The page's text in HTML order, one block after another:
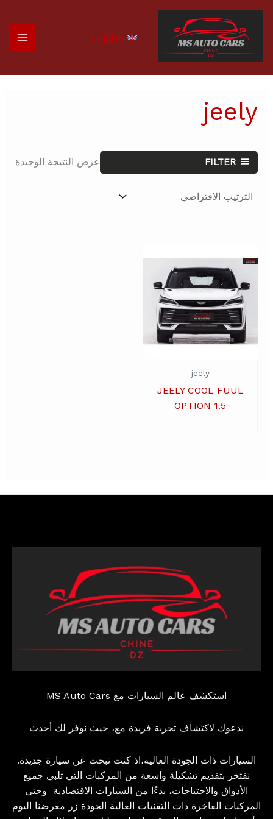
تخطي
المحتوى
English
jeely
FILTER عرض النتيجة الوحيدة
jeely
JEELY COOL FUUL
OPTION 1.5
استكشف عالم السيارات مع MS Auto Cars
ندعوك لاكتشاف تجربة فريدة مع، حيث نوفر لك أحدث
السيارات ذات الجودة العالية،اذ كنت تبحث عن سيارة جديدة.
نفتخر بتقديم تشكيلة واسعة من المركبات التي تلبي جميع
الأذواق والاحتياجات، بدءًا من السيارات الاقتصادية
وحتى
المركبات الفاخرة ذات التقنيات العالية الجودة زر معرضنا اليوم